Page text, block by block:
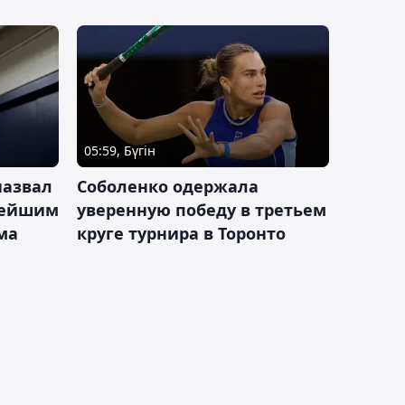
05:59, Бүгін
Соболенко одержала
уверенную победу в третьем
круге турнира в Торонто